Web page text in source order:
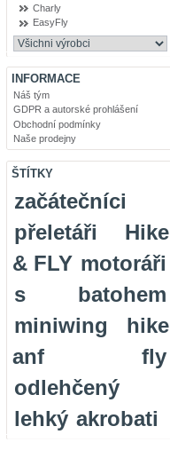
Charly
EasyFly
INFORMACE
Náš tým
GDPR a autorské prohlášení
Obchodní podmínky
Naše prodejny
ŠTÍTKY
začátečníci
přeletáři
Hike
& FLY motoráři
s batohem
miniwing
hike
anf fly
odlehčený
lehký akrobati